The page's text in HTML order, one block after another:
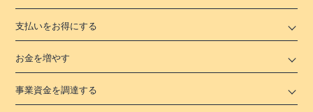
支払いをお得にする
お金を増やす
事業資金を調達する